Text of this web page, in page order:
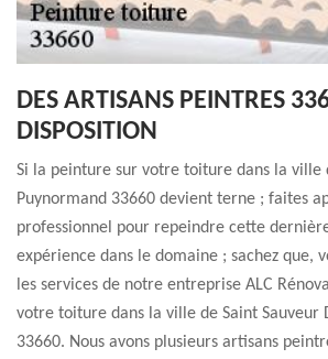
DES ARTISANS PEINTRES
DISPOSITION
Si la peinture sur votre toiture dans la ville
Puynormand 33660 devient terne ; faites
professionnel pour repeindre cette
expérience dans le domaine ; sachez que,
les services de notre entreprise ALC
votre toiture dans la ville de Saint Sauveur
33660. Nous avons plusieurs artisans